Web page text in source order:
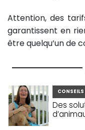
Attention, des
garantissent en
être quelqu’un de
Des